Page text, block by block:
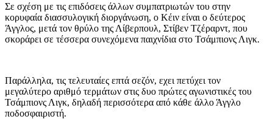
Σε σχέση με τις επιδόσεις άλλων συμπατριωτών του στην
κορυφαία διασσυλογική διοργάνωση, ο Κέιν είναι ο δεύτερος
Άγγλος, μετά τον θρύλο της Λίβερπουλ, Στίβεν Τζέραρντ, που
σκοράρει σε τέσσερα συνεχόμενα παιχνίδια στο Τσάμπιονς Λιγκ.
Παράλληλα, τις τελευταίες επτά σεζόν, εχει πετύχει τον
μεγαλύτερο αριθμό τερμάτων στις δυο πρώτες αγωνιστικές του
Τσάμπιονς Λιγκ, δηλαδή περισσότερα από κάθε άλλο Άγγλο
ποδοσφαιριστή.